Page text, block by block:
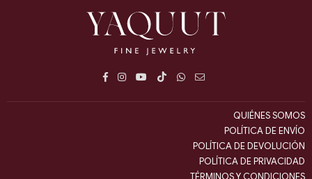
Facebook
InstagramYouTube
TikTokWhatsapp
E-
QUIÉNES SOMOS
POLÍTICA DE ENVÍO
POLÍTICA DE DEVOLUCIÓN
POLÍTICA DE PRIVACIDAD
TÉRMINOS Y CONDICIONES